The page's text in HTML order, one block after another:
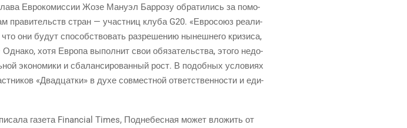
Евро­ко­мис­сии Жозе Ману­эл Бар­ро­зу обра­ти­лись за помо­
пра­ви­тельств стран — участ­ниц клу­ба G20. «Евро­со­юз реа­ли­
они будут спо­соб­ство­вать раз­ре­ше­нию нынеш­не­го кри­зи­са,
хотя Евро­па выпол­нит свои обя­за­тель­ства, это­го недо­
эко­но­ми­ки и сба­лан­си­ро­ван­ный рост. В подоб­ных усло­ви­ях
«Два­дцат­ки» в духе сов­мест­ной ответ­ствен­но­сти и еди­
газе­та Financial Times, Под­не­бес­ная может вло­жить от